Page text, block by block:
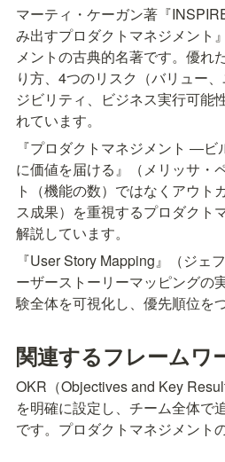
マーティ・ケーガン著『
み出すプロダクトマネジメント
メントの古典的名著です。優れ
り方、4つのリスク（バリュー
ジビリティ、ビジネス実行可能
れています。
『プロダクトマネジメント ―
に価値を届ける』（メリッサ・
ト（機能の数）ではなくアウト
ス成果）を重視するプロダクト
解説しています。
『User Story Mapping』（ジェ
ーザーストーリーマッピングの
験全体を可視化し、優先順位を
関連するフレームワ
OKR（Objectives and Key
を明確に設定し、チーム全体で
です。プロダクトマネジメント